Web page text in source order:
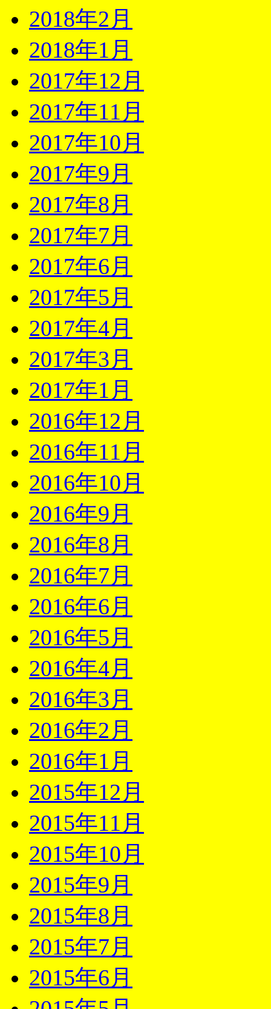
2018年2月
2018年1月
2017年12月
2017年11月
2017年10月
2017年9月
2017年8月
2017年7月
2017年6月
2017年5月
2017年4月
2017年3月
2017年1月
2016年12月
2016年11月
2016年10月
2016年9月
2016年8月
2016年7月
2016年6月
2016年5月
2016年4月
2016年3月
2016年2月
2016年1月
2015年12月
2015年11月
2015年10月
2015年9月
2015年8月
2015年7月
2015年6月